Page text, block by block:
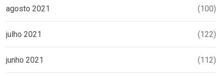
agosto 2021 (100)
julho 2021 (122)
junho 2021 (112)